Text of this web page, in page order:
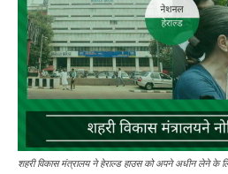
शहरी विकास मंत्रालय ने हेराल्ड हाउस को अपने अधीन लेने के